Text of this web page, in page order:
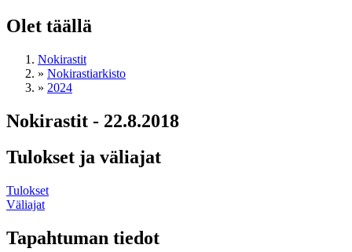
Olet täällä
Nokirastit
» Nokirastiarkisto
» 2024
Nokirastit - 22.8.2018
Tulokset ja väliajat
Tulokset
Väliajat
Tapahtuman tiedot